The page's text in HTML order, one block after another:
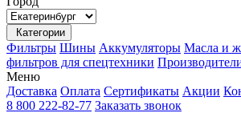
Категории
Фильтры Шины Аккумуляторы Масла и
фильтров для спецтехники
Меню
Доставка Оплата Сертификаты Акции
8 800 222-82-77 Заказать звонок